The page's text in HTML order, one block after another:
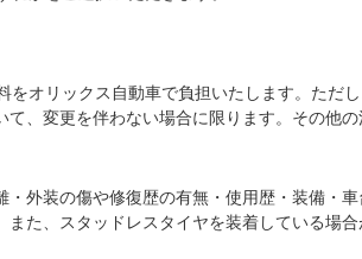
をオリックス自動車で負担いたします。ただ
、変更を伴わない場合に限ります。その他
外装の傷や修復歴の有無・使用歴・装備・
また、スタッドレスタイヤを装着している場